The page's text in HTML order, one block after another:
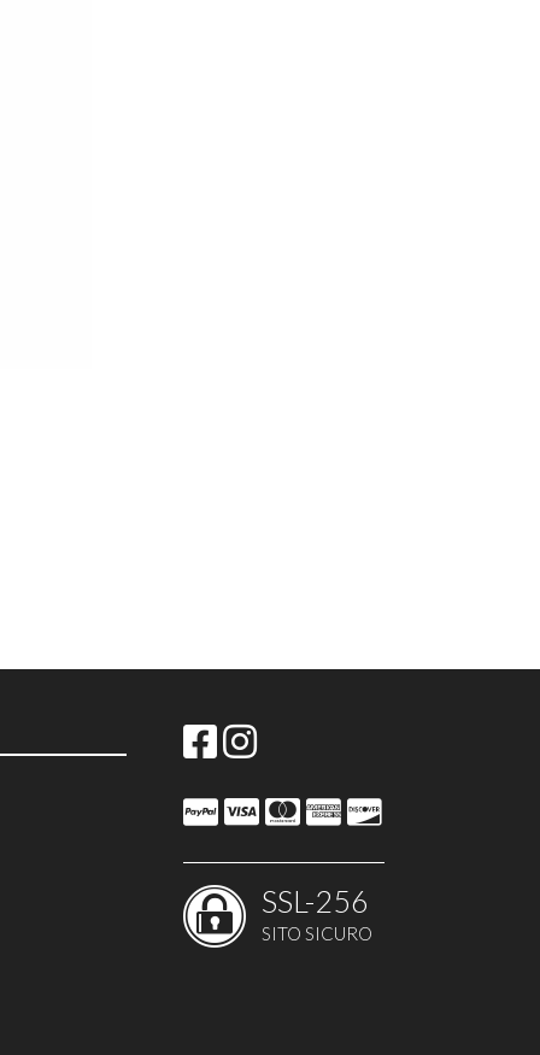
SSL-256
SITO SICURO